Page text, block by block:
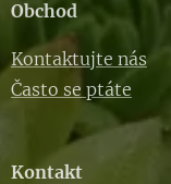
Obchod
Kontaktujte nás
Často se ptáte
Kontakt